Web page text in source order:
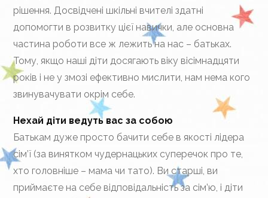
рішення. Досвідчені шкільні вчителі здатні
допомогти в розвитку цієї навички, але основна
частина роботи все ж лежить на нас – батьках.
Тому, якщо наші діти досягають віку вісімнадцяти
років і не у змозі ефективно мислити, нам нема кого
звинувачувати окрім себе.
Нехай діти ведуть вас за собою
Батькам дуже просто бачити себе в якості лідера
сім’ї (за винятком чудернацьких суперечок про те,
хто головніше – мама чи тато). Ви старші, ви
приймаєте на себе відповідальність за сім’ю, і діти